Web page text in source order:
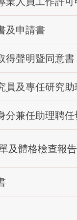
及申請書
得聲明暨同意書
員及專任研究
分兼任助理聘任
及體格檢查報